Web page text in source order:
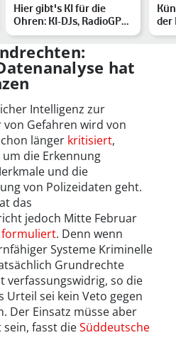
Hier gibt's KI für die
Ohren: KI-DJs, RadioGPT
und virtuelle Band…
der
hat
Intelligenz zur
Gefahren wird von
länger kritisiert,
die Erkennung
und die
von Polizeidaten geht.
das
jedoch Mitte Februar
. Denn wenn
Systeme Kriminelle
Grundrechte
verfassungswidrig, so die
Urteil sei kein Veto gegen
Der Einsatz müsse aber
fasst dieSüddeutsche